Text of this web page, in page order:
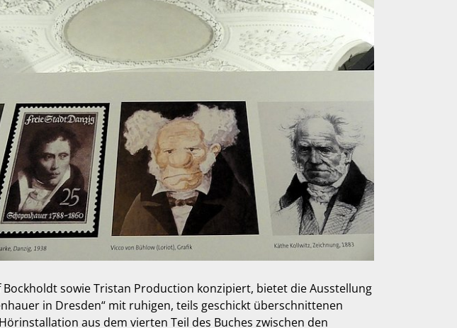
sowie Tristan Production konzipiert, bietet die Ausstellung
in Dresden“ mit ruhigen, teils geschickt überschnittenen
aus dem vierten Teil des Buches zwischen den